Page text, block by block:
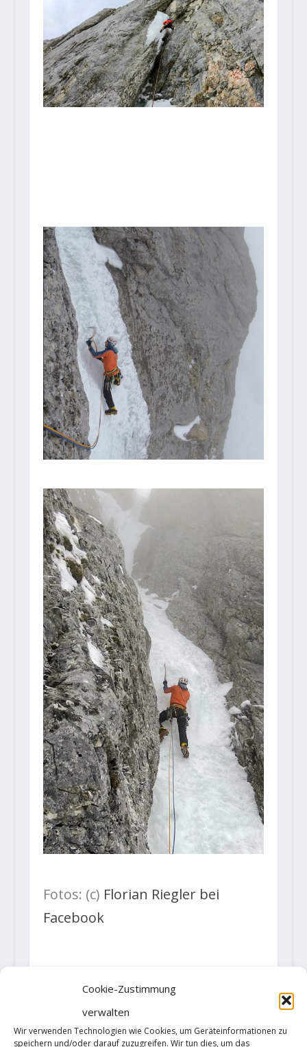
Cookie-Zustimmung
verwalten
Wir verwenden Technologien wie Cookies, um Geräteinformationen zu
speichern und/oder darauf zuzugreifen. Wir tun dies, um das
Fotos: (c) Florian Riegler bei
Facebook